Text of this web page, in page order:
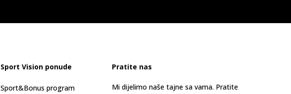
Sport Vision ponude
Sport&Bonus program
Pratite nas
Mi dijelimo naše tajne sa vama. Pratite